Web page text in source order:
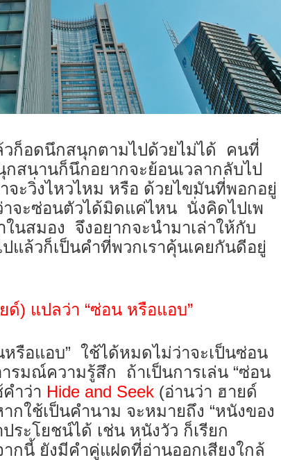
วก็อดนึกสนุกตามไปด้วยไม่ได้ คนที่
กสนานก็นึกอยากจะย้อนเวลากลับไป
จะวิ่งไหวไหม หรือ ด้วยไขมันที่พอกอยู่
จะซ่อนตัวได้มิดแค่ไหน นั่งคิดไปเพ
นสมอง จึงอยากจะนำมาเล่าให้กับ
แล้วก็เป็นคำที่พวกเราคุ้นเคยกันดีอยู่
ด์) แปลว่า “ซ่อน หรือแอบ”
หรือแอบ” ใช้ได้หมดไม่ว่าจะเป็นซ่อน
รมณ์ความรู้สึก ถ้าเป็นการเล่น “ซ่อน
ำว่า Hide and Seek (อ่านว่า ฮายด์
กใช้เป็นคำนาม จะหมายถึง “หนังของ
ะโยชน์ได้ เช่น หนังวัว ก็เรียก
กนี้ ยังมีคำคู่แฝดที่อ่านออกเสียงใกล้